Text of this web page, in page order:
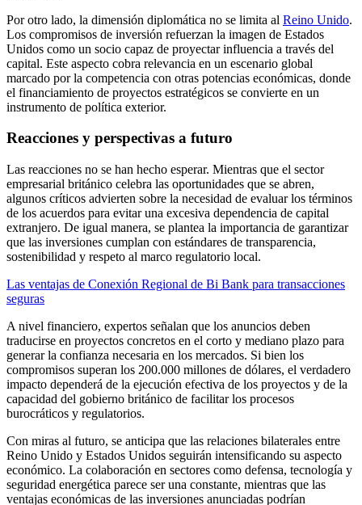
Por otro lado, la dimensión diplomática no se limita al Reino Unido.
Los compromisos de inversión refuerzan la imagen de Estados
Unidos como un socio capaz de proyectar influencia a través del
capital. Este aspecto cobra relevancia en un escenario global
marcado por la competencia con otras potencias económicas, donde
el financiamiento de proyectos estratégicos se convierte en un
instrumento de política exterior.
Reacciones y perspectivas a futuro
Las reacciones no se han hecho esperar. Mientras que el sector
empresarial británico celebra las oportunidades que se abren,
algunos críticos advierten sobre la necesidad de evaluar los términos
de los acuerdos para evitar una excesiva dependencia de capital
extranjero. De igual manera, se plantea la importancia de garantizar
que las inversiones cumplan con estándares de transparencia,
sostenibilidad y respeto al marco regulatorio local.
Las ventajas de Conexión Regional de Bi Bank para transacciones
seguras
A nivel financiero, expertos señalan que los anuncios deben
traducirse en proyectos concretos en el corto y mediano plazo para
generar la confianza necesaria en los mercados. Si bien los
compromisos superan los 200.000 millones de dólares, el verdadero
impacto dependerá de la ejecución efectiva de los proyectos y de la
capacidad del gobierno británico de facilitar los procesos
burocráticos y regulatorios.
Con miras al futuro, se anticipa que las relaciones bilaterales entre
Reino Unido y Estados Unidos seguirán intensificando su aspecto
económico. La colaboración en sectores como defensa, tecnología y
seguridad energética parece ser una constante, mientras que las
ventajas económicas de las inversiones anunciadas podrían